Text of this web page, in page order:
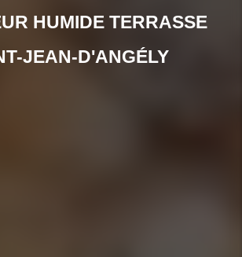
HUMIDE TERRASSE
JEAN-D'ANGÉLY